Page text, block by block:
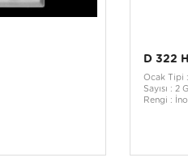
D 322
Ocak Tipi
Sayısı :
Rengi :